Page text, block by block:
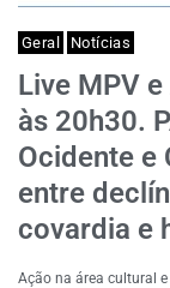
Geral Notícias
Live MPV
às 20h30.
Ocidente e
entre
covardia e
Ação na área cultural